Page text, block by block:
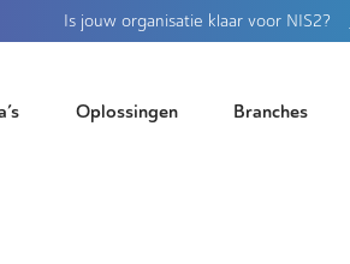
Is jouw organisatie klaar voor NIS2?
Oplossingen Branches